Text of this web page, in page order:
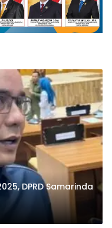
DPRD Samarinda